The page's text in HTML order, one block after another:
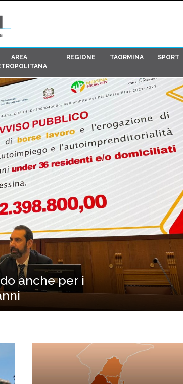
AREA
REGIONE TAORMINA SPORT
anche per i